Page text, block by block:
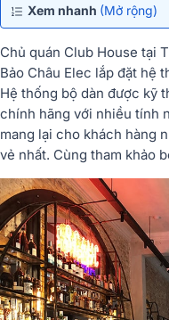
Xem nhanh (Mở rộng)
Chủ quán Club House tại
Bảo Châu Elec lắp đặt hệ
Hệ thống bộ dàn được kỹ
chính hãng với nhiều tính
mang lại cho khách hàng
vẻ nhất. Cùng tham khảo